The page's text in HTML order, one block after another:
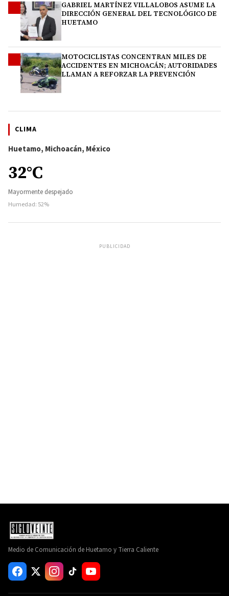
GABRIEL MARTÍNEZ VILLALOBOS ASUME LA
DIRECCIÓN GENERAL DEL TECNOLÓGICO DE
HUETAMO
MOTOCICLISTAS CONCENTRAN MILES DE
ACCIDENTES EN MICHOACÁN; AUTORIDADES
LLAMAN A REFORZAR LA PREVENCIÓN
CLIMA
Huetamo, Michoacán, México
32°C
Mayormente despejado
Humedad: 52%
PUBLICIDAD
Medio de Comunicación de Huetamo y Tierra Caliente